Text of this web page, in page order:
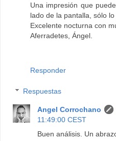
Una impresión que
lado de la pantalla, sólo
Excelente nocturna con
Aferradetes, Ángel.
Responder
Respuestas
Angel Corrochano
11:49:00 CEST
Buen análisis. Un